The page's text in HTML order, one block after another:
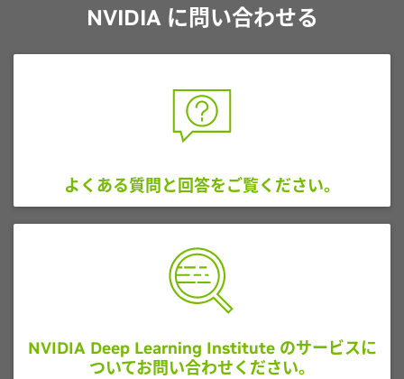
NVIDIA に問い合わせる
よくある質問と回答をご覧ください。
NVIDIA Deep Learning Institute のサービスに
ついてお問い合わせください。